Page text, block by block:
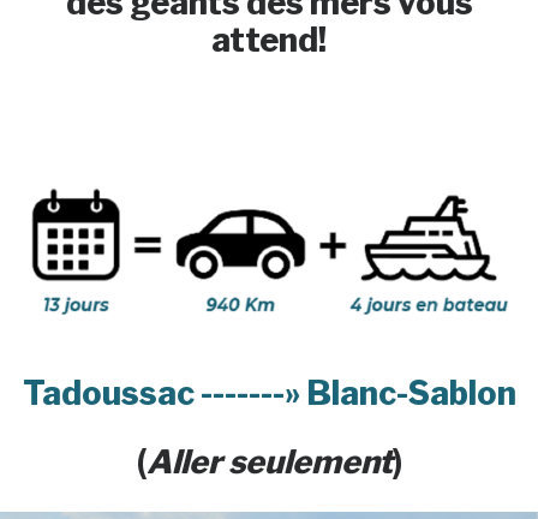
attend!
Tadoussac -------» Blanc-Sablon
(Aller seulement)